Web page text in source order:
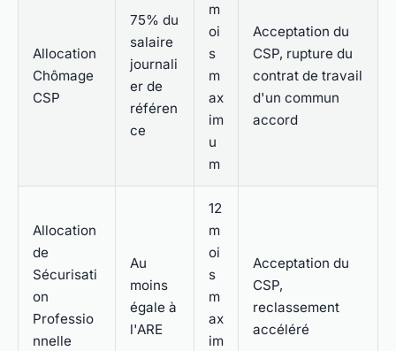
Allocation
Chômage
CSP
75% du
salaire
journali
er de
référen
ce
m
oi
s
m
ax
im
u
m
Acceptation du
CSP, rupture du
contrat de travail
d'un commun
accord
Allocation
de
Sécurisati
on
Professio
nnelle
Au
moins
égale à
l'ARE
12
m
oi
s
m
ax
im
Acceptation du
CSP,
reclassement
accéléré